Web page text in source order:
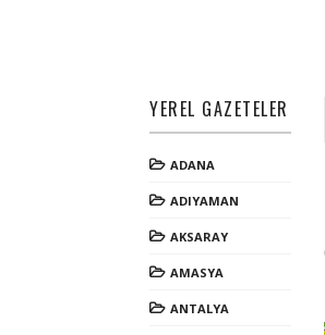
YEREL GAZETELER
ADANA
ADIYAMAN
AKSARAY
AMASYA
ANTALYA